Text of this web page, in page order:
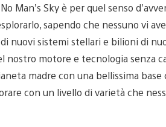
Man’s Sky è per quel senso
sapendo che nessuno vi
nuovi sistemi stellari e bilioni di
motore e tecnologia senza
madre con una bellissima
con un livello di varietà che